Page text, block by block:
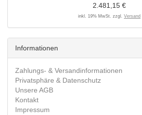
2.481,15 €
inkl. 19% MwSt. zzgl. Versand
Informationen
Zahlungs- & Versandinformationen
Privatsphäre & Datenschutz
Unsere AGB
Kontakt
Impressum